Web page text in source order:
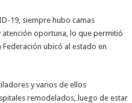
19, siempre hubo camas
oportuna, lo que permitió
ubicó al estado en
y varios de ellos
remodelados, luego de estar